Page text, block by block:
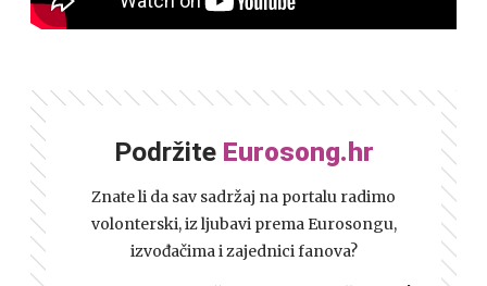
Podržite Eurosong.hr
Znate li da sav sadržaj na portalu radimo
volonterski, iz ljubavi prema Eurosongu,
izvođačima i zajednici fanova?